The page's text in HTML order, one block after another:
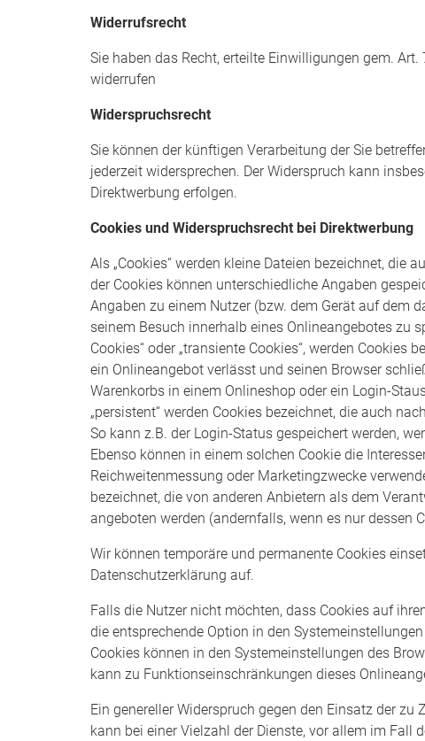
Widerrufsrecht
Sie haben das Recht, erteilte Einwilligungen gem.
widerrufen
Widerspruchsrecht
Sie können der künftigen Verarbeitung der Sie
jederzeit widersprechen. Der Widerspruch kann
Direktwerbung erfolgen.
Cookies und Widerspruchsrecht bei Direktwerbung
Als „Cookies“ werden kleine Dateien bezeichnet, die
der Cookies können unterschiedliche Angaben
Angaben zu einem Nutzer (bzw. dem Gerät auf dem
seinem Besuch innerhalb eines Onlineangebotes zu
Cookies“ oder „transiente Cookies“, werden Cookies
ein Onlineangebot verlässt und seinen Browser
Warenkorbs in einem Onlineshop oder ein Login-
„persistent“ werden Cookies bezeichnet, die auch
So kann z.B. der Login-Status gespeichert werden,
Ebenso können in einem solchen Cookie die
Reichweitenmessung oder Marketingzwecke
bezeichnet, die von anderen Anbietern als dem
angeboten werden (andernfalls, wenn es nur dessen
Wir können temporäre und permanente Cookies
Datenschutzerklärung auf.
Falls die Nutzer nicht möchten, dass Cookies auf
die entsprechende Option in den
Cookies können in den Systemeinstellungen des
kann zu Funktionseinschränkungen dieses
Ein genereller Widerspruch gegen den Einsatz der
kann bei einer Vielzahl der Dienste, vor allem im Fall